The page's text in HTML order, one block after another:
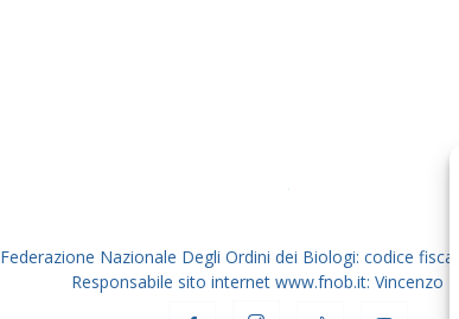
dei
Federazione Nazionale Degli Ordini dei Biologi: codice
Responsabile sito internet www.fnob.it: Vincenzo